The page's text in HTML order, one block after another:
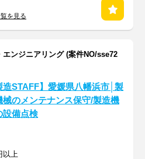
を見る
ンジニアリング (案件NO/sse72
造STAFF】愛媛県八幡浜市│製
械のメンテナンス保守/製造機
設備点検
以上